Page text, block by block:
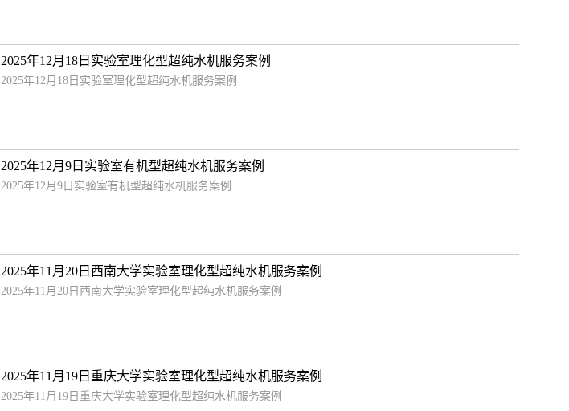
2025年12月18日实验室理化型超纯水机服务案例
2025年12月18日实验室理化型超纯水机服务案例
2025年12月9日实验室有机型超纯水机服务案例
2025年12月9日实验室有机型超纯水机服务案例
2025年11月20日西南大学实验室理化型超纯水机服务案例
2025年11月20日西南大学实验室理化型超纯水机服务案例
2025年11月19日重庆大学实验室理化型超纯水机服务案例
2025年11月19日重庆大学实验室理化型超纯水机服务案例